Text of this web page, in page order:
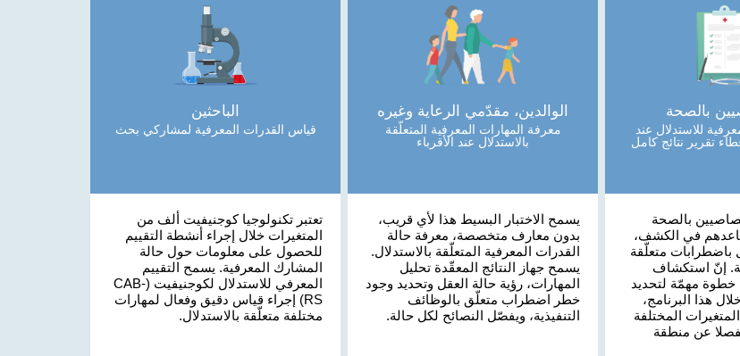
بالصحة
للاستدلال عند
تقرير نتائج كامل
بالصحة
في الكشف،
باضطرابات متعلّقة
إنّ استكشاف
خطوة مهمّة لتحديد
هذا البرنامج،
المختلفة
عن منطقة
الوالدين، مقدّمي الرعاية وغيره
معرفة المهارات المعرفية المتعلّقة
بالاستدلال عند الأقرباء
يسمح الاختبار البسيط هذا لأي قريب،
بدون معارف متخصصة، معرفة حالة
القدرات المعرفية المتعلّقة بالاستدلال.
يسمح جهاز النتائج المعقّدة تحليل
المهارات، رؤية حالة العقل وتحديد وجود
خطر اضطراب متعلّق بالوظائف
التنفيذية، ويفصّل النصائح لكل حالة.
الباحثين
قياس القدرات المعرفية لمشاركي بحث
تعتبر تكنولوجيا كوجنيفيت ألف من
المتغيرات خلال إجراء أنشطة التقييم
للحصول على معلومات حول حالة
المشارك المعرفية. يسمح التقييم
المعرفي للاستدلال لكوجنيفيت (CAB-
RS) إجراء قياس دقيق وفعال لمهارات
مختلفة متعلّقة بالاستدلال.